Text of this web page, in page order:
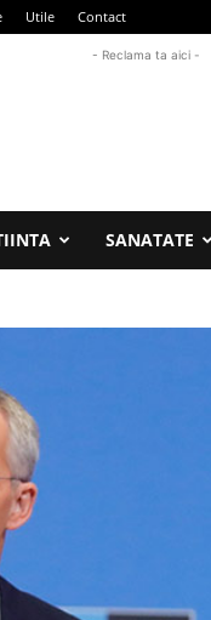
Utile Contact
- Reclama ta aici -
SANATATE